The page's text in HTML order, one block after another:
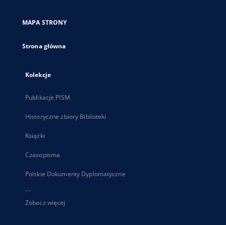
karcie
MAPA STRONY
Strona główna
Kolekcje
Publikacje PISM
Historyczne zbiory Biblioteki
Książki
Czasopisma
Polskie Dokumenty Dyplomatyczne
...
Zobacz więcej